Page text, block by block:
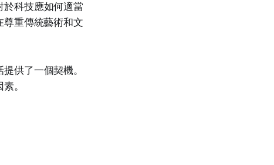
於科技應如何適當
重傳統藝術和文
供了一個契機。
。